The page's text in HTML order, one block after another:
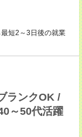
短2～3日後の就業
ランクOK /
～50代活躍